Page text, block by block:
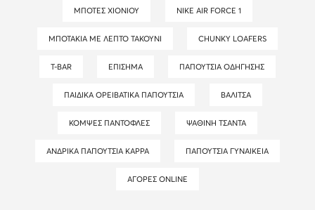
ΜΠΌΤΕΣ ΧΙΟΝΙΟΎ NIKE AIR FORCE 1
ΜΠΟΤΆΚΙΑ ΜΕ ΛΕΠΤΌ ΤΑΚΟΎΝΙ CHUNKY LOAFERS
T-BAR ΕΠΊΣΗΜΑ ΠΑΠΟΎΤΣΙΑ ΟΔΉΓΗΣΗΣ
ΠΑΙΔΙΚΆ ΟΡΕΙΒΑΤΙΚΆ ΠΑΠΟΎΤΣΙΑ ΒΑΛΊΤΣΑ
ΚΟΜΨΈΣ ΠΑΝΤΌΦΛΕΣ ΨΆΘΙΝΗ ΤΣΆΝΤΑ
ΑΝΔΡΙΚΆ ΠΑΠΟΎΤΣΙΑ KAPPA ΠΑΠΟΎΤΣΙΑ ΓΥΝΑΙΚΕΊΑ
ΑΓΟΡΈΣ ONLINE